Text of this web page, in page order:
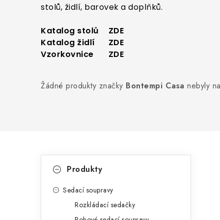
stolů, židlí, barovek a doplňků.
Katalog stolů
ZDE
Katalog židlí
ZDE
Vzorkovnice
ZDE
Žádné produkty značky Bontempi Casa nebyly
kategorieProdukty
Sedací soupravy
Rozkládací sedačky